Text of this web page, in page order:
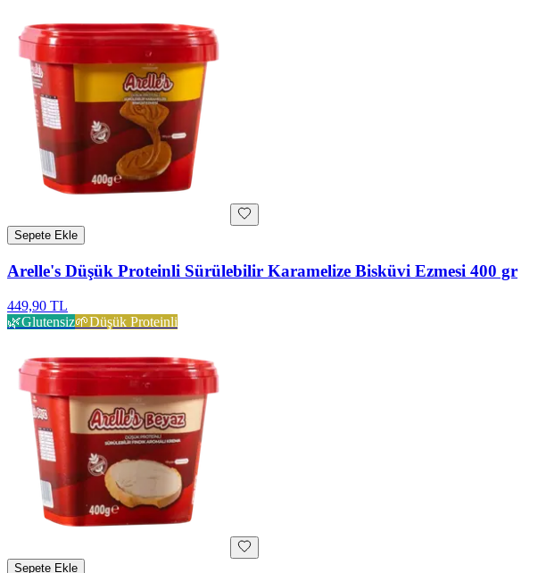
Sepete Ekle
Arelle's Düşük Proteinli Sürülebilir Karamelize Bisküvi Ezmesi 400 gr
449,90 TL
🌿Glutensiz🌱Düşük Proteinli
Sepete Ekle